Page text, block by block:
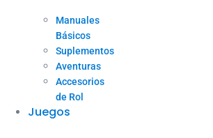
Manuales
Básicos
Suplementos
Aventuras
Accesorios
de Rol
Juegos